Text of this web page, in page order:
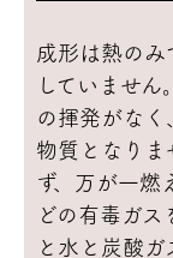
成形は熱のみ
していませ
の揮発がなく
物質となりま
ず、万が一燃
どの有毒ガ
と水と炭酸